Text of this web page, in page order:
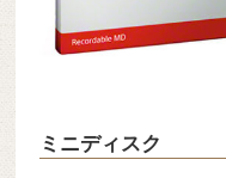
ミニディスク